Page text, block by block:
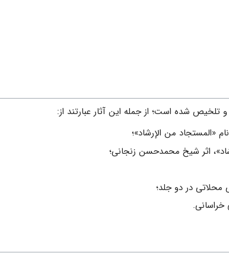
تلخیص شده است؛ از جمله این آثار عبارتند از:
«المستجاد من الإرشاد»؛
اثر شیخ محمدحسن زنجانی؛
محلاتی‌ در دو جلد؛
خراسانی.